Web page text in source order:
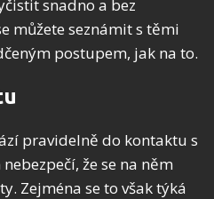
snadno a bez
můžete seznámit s těmi
postupem, jak na to.
pravidelně do kontaktu s
že se na něm
Zejména se to však týká